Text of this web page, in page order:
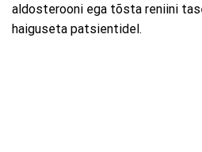
aldosterooni ega tõsta reniini
haiguseta patsientidel.